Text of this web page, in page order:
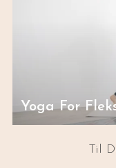
Yoga For
Til